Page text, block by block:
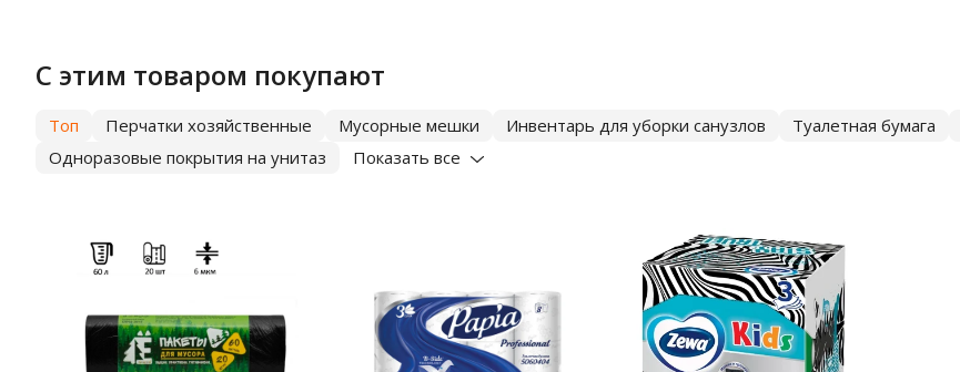
С этим товаром покупают
Топ Перчатки хозяйственные Мусорные мешки Инвентарь для уборки санузлов Туалетная бумага
Одноразовые покрытия на унитаз
Показать все